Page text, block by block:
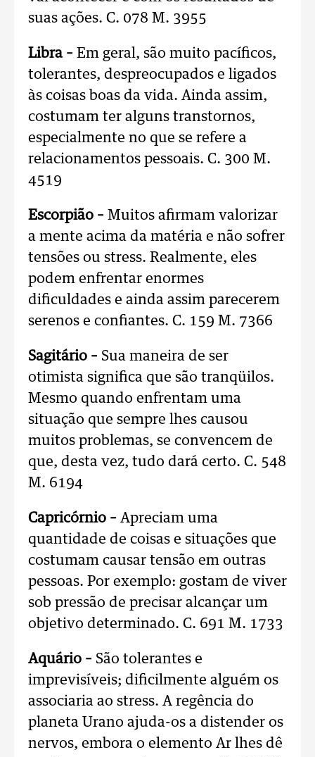
suas ações. C. 078 M. 3955
Libra – Em geral, são muito pacíficos,
tolerantes, despreocupados e ligados
às coisas boas da vida. Ainda assim,
costumam ter alguns transtornos,
especialmente no que se refere a
relacionamentos pessoais. C. 300 M.
4519
Escorpião – Muitos afirmam valorizar
a mente acima da matéria e não sofrer
tensões ou stress. Realmente, eles
podem enfrentar enormes
dificuldades e ainda assim parecerem
serenos e confiantes. C. 159 M. 7366
Sagitário – Sua maneira de ser
otimista significa que são tranqüilos.
Mesmo quando enfrentam uma
situação que sempre lhes causou
muitos problemas, se convencem de
que, desta vez, tudo dará certo. C. 548
M. 6194
Capricórnio – Apreciam uma
quantidade de coisas e situações que
costumam causar tensão em outras
pessoas. Por exemplo: gostam de viver
sob pressão de precisar alcançar um
objetivo determinado. C. 691 M. 1733
Aquário – São tolerantes e
imprevisíveis; dificilmente alguém os
associaria ao stress. A regência do
planeta Urano ajuda-os a distender os
nervos, embora o elemento Ar lhes dê